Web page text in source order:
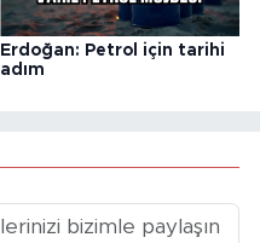
Erdoğan: Petrol için tarihi
adım